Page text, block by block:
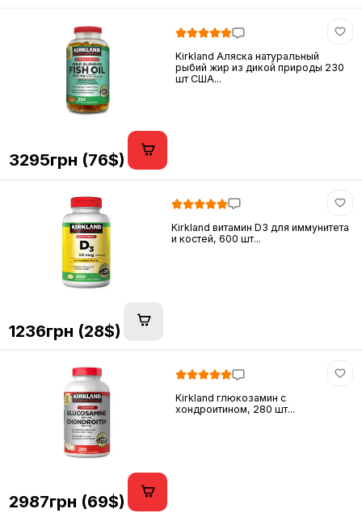
Kirkland Аляска натуральный
рыбий жир из дикой природы 230
шт США...
3295грн (76$)
Kirkland витамин D3 для иммунитета
и костей, 600 шт...
1236грн (28$)
Kirkland глюкозамин c
хондроитином, 280 шт...
2987грн (69$)